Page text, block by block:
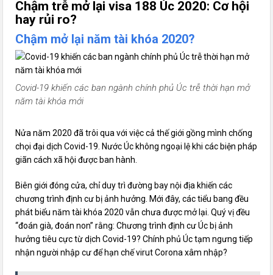
Chậm trễ mở lại visa 188 Úc 2020: Cơ hội
hay rủi ro?
Chậm mở lại năm tài khóa 2020?
Covid-19 khiến các ban ngành chính phủ Úc trễ thời hạn mở
năm tài khóa mới
Nửa năm 2020 đã trôi qua với việc cả thế giới gồng mình chống
chọi đại dịch Covid-19. Nước Úc không ngoại lệ khi các biện pháp
giãn cách xã hội được ban hành.
Biên giới đóng cửa, chỉ duy trì đường bay nội địa khiến các
chương trình định cư bị ảnh hưởng. Mới đây, các tiểu bang đều
phát biểu năm tài khóa 2020 vẫn chưa được mở lại. Quý vị đều
“đoán già, đoán non” rằng: Chương trình định cư Úc bị ảnh
hưởng tiêu cực từ dịch Covid-19? Chính phủ Úc tạm ngưng tiếp
nhận người nhập cư để hạn chế virut Corona xâm nhập?